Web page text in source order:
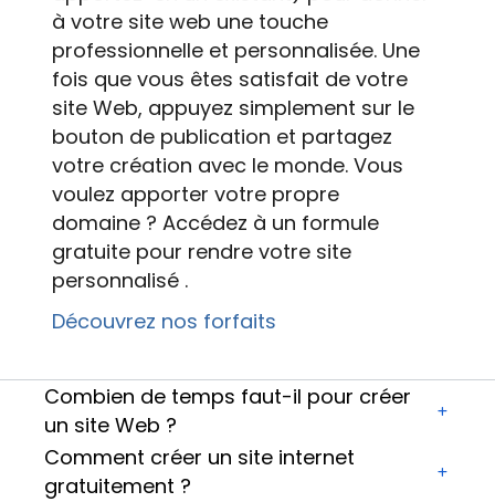
à votre site web une touche
professionnelle et personnalisée. Une
fois que vous êtes satisfait de votre
site Web, appuyez simplement sur le
bouton de publication et partagez
votre création avec le monde. Vous
voulez apporter votre propre
domaine ? Accédez à un formule
gratuite pour rendre votre site
personnalisé .
Découvrez nos forfaits
Combien de temps faut-il pour créer
un site Web ?
Comment créer un site internet
gratuitement ?